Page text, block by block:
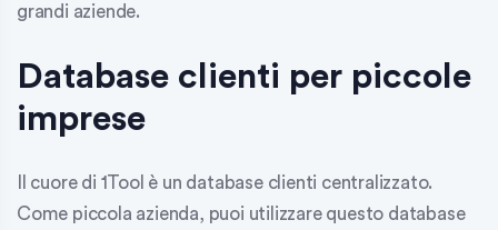
grandi aziende.
Database clienti per piccole
imprese
Il cuore di 1Tool è un database clienti centralizzato.
Come piccola azienda, puoi utilizzare questo database